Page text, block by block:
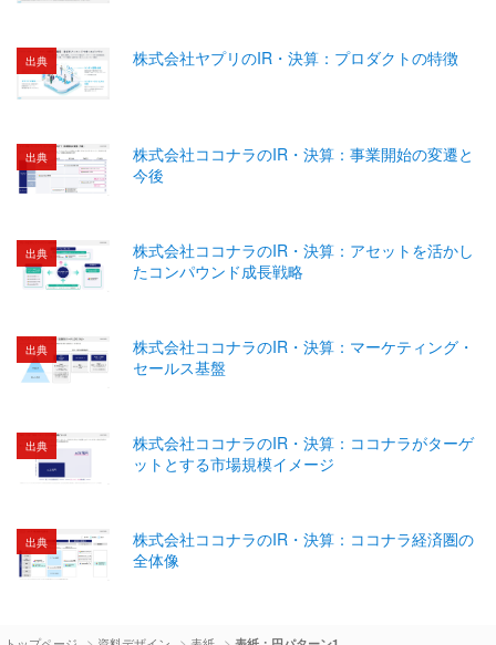
出典 株式会社ヤプリのIR・決算：プロダクトの特徴
出典
株式会社ココナラのIR・決算：事業開始の変遷と
今後
出典
株式会社ココナラのIR・決算：アセットを活かし
たコンパウンド成長戦略
出典
株式会社ココナラのIR・決算：マーケティング・
セールス基盤
出典
株式会社ココナラのIR・決算：ココナラがターゲ
ットとする市場規模イメージ
出典
株式会社ココナラのIR・決算：ココナラ経済圏の
全体像